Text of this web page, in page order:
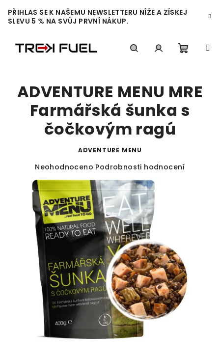
na
obsah
PŘIHLAS SE K NAŠEMU NEWSLETTERU NÍŽE A ZÍSKEJ
SLEVU 5 % NA SVŮJ PRVNÍ NÁKUP.
košík
ADVENTURE MENU MRE
Farmářská šunka s
čočkovým ragú
ADVENTURE MENU
Průměrné
produktu
je
0,0
z
5
hvězdiček.
Neohodnoceno Podrobnosti hodnocení